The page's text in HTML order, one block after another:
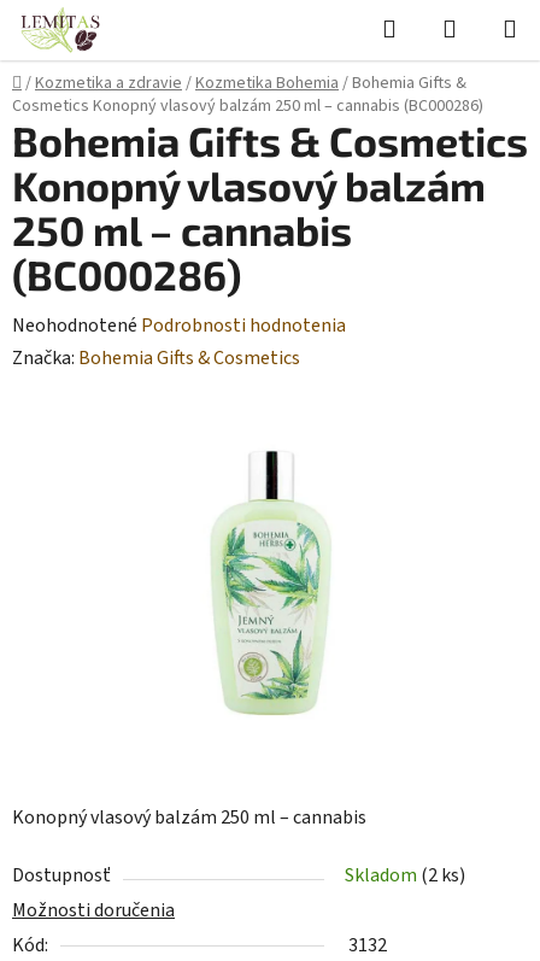
Prejsť
obsah
Hľadať
KOŠÍK
Domov
/Kozmetika a zdravie/Kozmetika Bohemia/Bohemia Gifts &
Cosmetics Konopný vlasový balzám 250 ml – cannabis (BC000286)
Konopný vlasový balzám 250 ml – cannabis
Dostupnosť Skladom (2 ks)
Možnosti doručenia
Kód:
3132
Bohemia Gifts & Cosmetics
Konopný vlasový balzám
250 ml – cannabis
(BC000286)
Priemerné
hodnotenie
Neohodnotené Podrobnosti hodnotenia
Značka: Bohemia Gifts & Cosmetics